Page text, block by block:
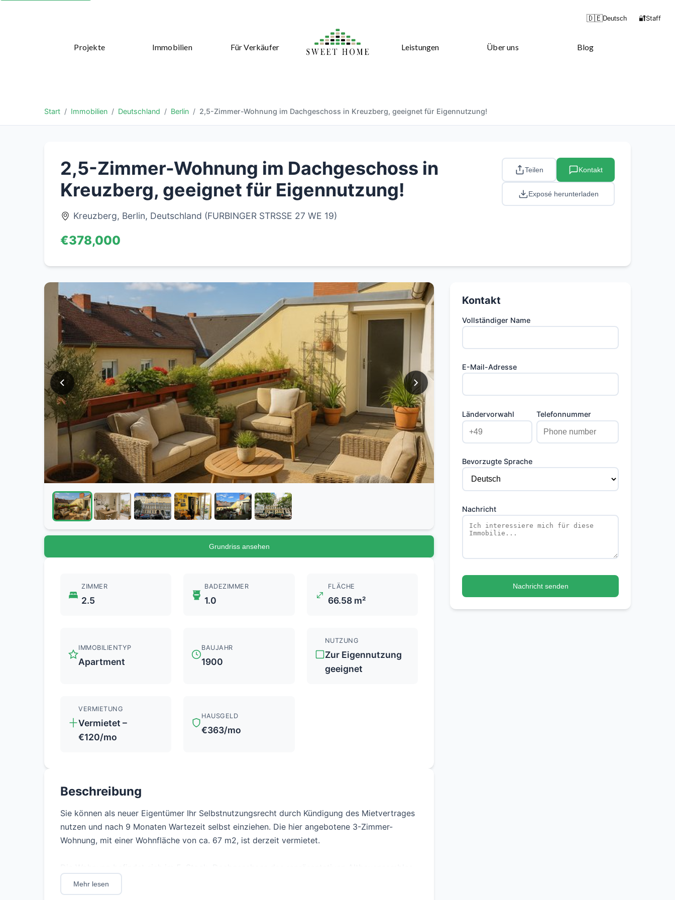
Projekte Immobilien Für Verkäufer Leistungen Über uns Blog
🇩🇪Deutsch 🔐Staff
Start Immobilien Deutschland Berlin 2,5-Zimmer-Wohnung im Dachgeschoss in Kreuzberg, geeignet für Eigennutzung!
2,5-Zimmer-Wohnung im Dachgeschoss in
Kreuzberg, geeignet für Eigennutzung!
Kreuzberg, Berlin, Deutschland (FURBINGER STRSSE 27 WE 19)
€378,000
Teilen Kontakt
Exposé herunterladen
Grundriss ansehen
ZIMMER
2.5
BADEZIMMER
1.0
FLÄCHE
66.58 m²
IMMOBILIENTYP
Apartment
BAUJAHR
1900
NUTZUNG
Zur Eigennutzung
geeignet
VERMIETUNG
Vermietet –
€120/mo
HAUSGELD
€363/mo
Beschreibung
Sie können als neuer Eigentümer Ihr Selbstnutzungsrecht durch Kündigung des Mietvertrages
nutzen und nach 9 Monaten Wartezeit selbst einziehen. Die hier angebotene 3-Zimmer-
Wohnung, mit einer Wohnfläche von ca. 67 m2, ist derzeit vermietet.
ein Aufzug ist nicht vorhanden! Die angebotene Wohnung ist seit 1986 vermietet und befindet
sich in einem renovierungsbedürftigen Zustand.
Mehr lesen
Kontakt
Vollständiger Name
E-Mail-Adresse
Ländervorwahl Telefonnummer
Bevorzugte Sprache
Nachricht
Nachricht senden